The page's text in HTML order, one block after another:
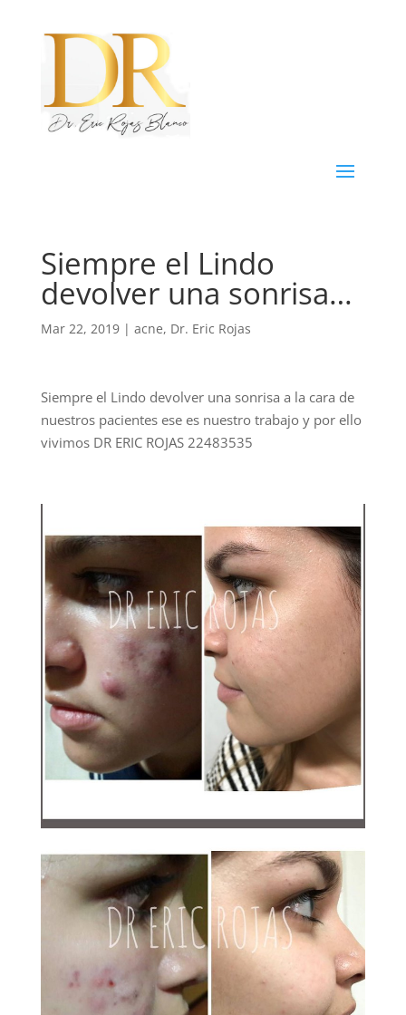
Siempre el Lindo
devolver una sonrisa…
Mar 22, 2019| acne, Dr. Eric Rojas
Siempre el Lindo devolver una sonrisa a la cara de
nuestros pacientes ese es nuestro trabajo y por ello
vivimos DR ERIC ROJAS 22483535